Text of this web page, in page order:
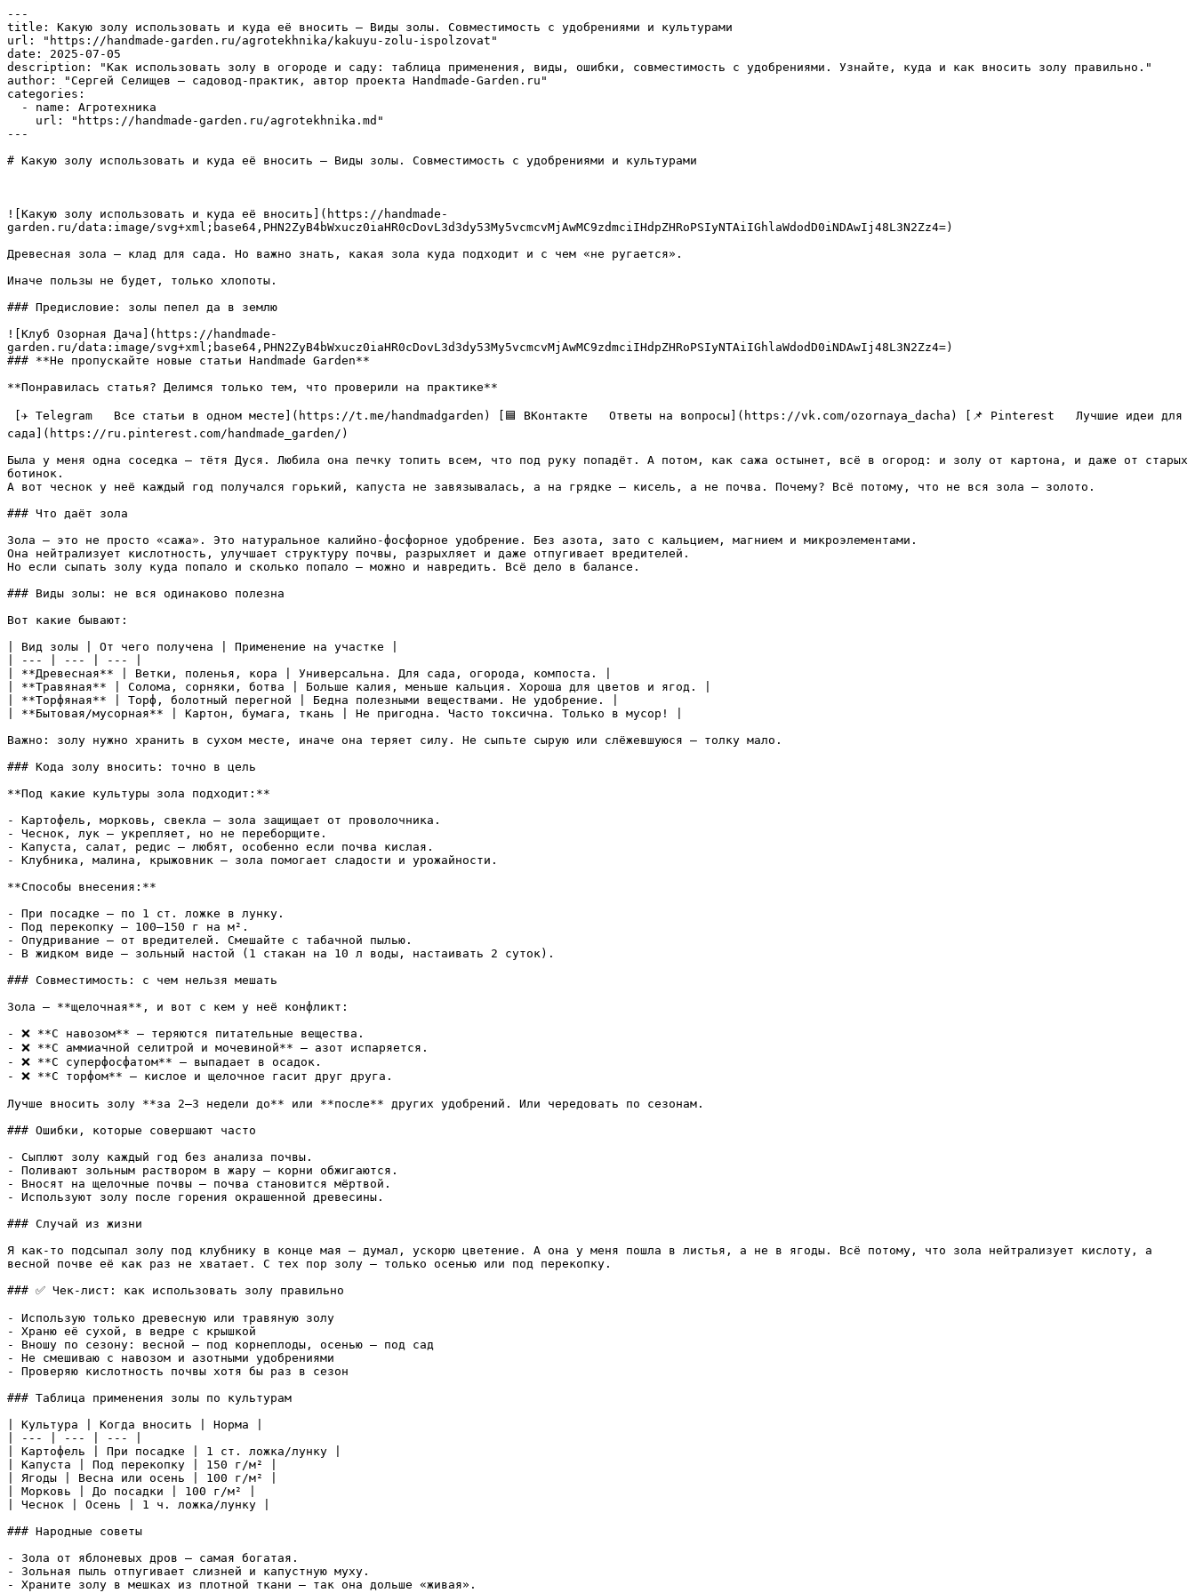
---
title: Какую золу использовать и куда её вносить – Виды золы. Совместимость с удобрениями и культурами
url: "https://handmade-garden.ru/agrotekhnika/kakuyu-zolu-ispolzovat"
date: 2025-07-05
description: "Как использовать золу в огороде и саду: таблица применения, виды, ошибки, совместимость с удобрениями. Узнайте, куда и как вносить золу правильно."
author: "Сергей Селищев — садовод-практик, автор проекта Handmade-Garden.ru"
categories:
---
# Какую золу использовать и куда её вносить – Виды золы. Совместимость с удобрениями и культурами
![Какую золу использовать и куда её вносить](https://handmade-
garden.ru/data:image/svg+xml;base64,PHN2ZyB4bWxucz0iaHR0cDovL3d3dy53My5vcmcvMjAwMC9zdmciIHdpZHRoPSIyNTAiIGhlaWdodD0iNDAwIj48L3N2Zz4=)
Древесная зола — клад для сада. Но важно знать, какая зола куда подходит и с чем «не ругается».
Иначе пользы не будет, только хлопоты.
### Предисловие: золы пепел да в землю
![Клуб Озорная Дача](https://handmade-
garden.ru/data:image/svg+xml;base64,PHN2ZyB4bWxucz0iaHR0cDovL3d3dy53My5vcmcvMjAwMC9zdmciIHdpZHRoPSIyNTAiIGhlaWdodD0iNDAwIj48L3N2Zz4=)
### **Не пропускайте новые статьи Handmade Garden**
**Понравилась статья? Делимся только тем, что проверили на практике**
сада](https://ru.pinterest.com/handmade_garden/)
Была у меня одна соседка — тётя Дуся. Любила она печку топить всем, что под руку попадёт. А потом, как сажа остынет, всё в огород: и золу от картона, и даже от старых
ботинок.
А вот чеснок у неё каждый год получался горький, капуста не завязывалась, а на грядке — кисель, а не почва. Почему? Всё потому, что не вся зола — золото.
### Что даёт зола
Зола — это не просто «сажа». Это натуральное калийно-фосфорное удобрение. Без азота, зато с кальцием, магнием и микроэлементами.
Она нейтрализует кислотность, улучшает структуру почвы, разрыхляет и даже отпугивает вредителей.
Но если сыпать золу куда попало и сколько попало — можно и навредить. Всё дело в балансе.
### Виды золы: не вся одинаково полезна
Вот какие бывают:
| Вид золы | От чего получена | Применение на участке |
| --- | --- | --- |
| **Древесная** | Ветки, поленья, кора | Универсальна. Для сада, огорода, компоста. |
| **Травяная** | Солома, сорняки, ботва | Больше калия, меньше кальция. Хороша для цветов и ягод. |
| **Торфяная** | Торф, болотный перегной | Бедна полезными веществами. Не удобрение. |
| **Бытовая/мусорная** | Картон, бумага, ткань | Не пригодна. Часто токсична. Только в мусор! |
Важно: золу нужно хранить в сухом месте, иначе она теряет силу. Не сыпьте сырую или слёжевшуюся — толку мало.
### Кода золу вносить: точно в цель
**Под какие культуры зола подходит:**
- Картофель, морковь, свекла — зола защищает от проволочника.
- Чеснок, лук — укрепляет, но не переборщите.
- Капуста, салат, редис — любят, особенно если почва кислая.
- Клубника, малина, крыжовник — зола помогает сладости и урожайности.
**Способы внесения:**
- При посадке — по 1 ст. ложке в лунку.
- Под перекопку — 100–150 г на м².
- Опудривание — от вредителей. Смешайте с табачной пылью.
- В жидком виде — зольный настой (1 стакан на 10 л воды, настаивать 2 суток).
### Совместимость: с чем нельзя мешать
Зола — **щелочная**, и вот с кем у неё конфликт:
- ❌ **С навозом** — теряются питательные вещества.
- ❌ **С аммиачной селитрой и мочевиной** — азот испаряется.
- ❌ **С суперфосфатом** — выпадает в осадок.
- ❌ **С торфом** — кислое и щелочное гасит друг друга.
Лучше вносить золу **за 2–3 недели до** или **после** других удобрений. Или чередовать по сезонам.
### Ошибки, которые совершают часто
- Сыплют золу каждый год без анализа почвы.
- Поливают зольным раствором в жару — корни обжигаются.
- Вносят на щелочные почвы — почва становится мёртвой.
- Используют золу после горения окрашенной древесины.
### Случай из жизни
Я как-то подсыпал золу под клубнику в конце мая — думал, ускорю цветение. А она у меня пошла в листья, а не в ягоды. Всё потому, что зола нейтрализует кислоту, а
весной почве её как раз не хватает. С тех пор золу — только осенью или под перекопку.
### ✅ Чек-лист: как использовать золу правильно
- Использую только древесную или травяную золу
- Храню её сухой, в ведре с крышкой
- Вношу по сезону: весной — под корнеплоды, осенью — под сад
- Не смешиваю с навозом и азотными удобрениями
- Проверяю кислотность почвы хотя бы раз в сезон
### Таблица применения золы по культурам
| Культура | Когда вносить | Норма |
| --- | --- | --- |
| Картофель | При посадке | 1 ст. ложка/лунку |
| Капуста | Под перекопку | 150 г/м² |
| Ягоды | Весна или осень | 100 г/м² |
| Морковь | До посадки | 100 г/м² |
| Чеснок | Осень | 1 ч. ложка/лунку |
### Народные советы
- Зола от яблоневых дров — самая богатая.
- Зольная пыль отпугивает слизней и капустную муху.
- Храните золу в мешках из плотной ткани — так она дольше «живая».